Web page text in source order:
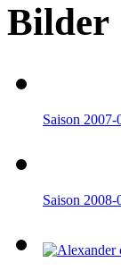
Bilder
Saison 2007-
Saison 2008-